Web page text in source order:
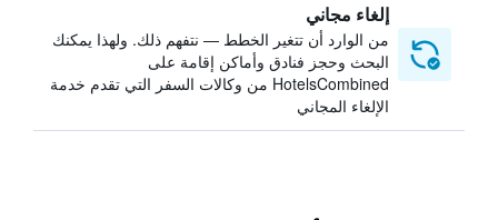
إلغاء مجاني
من الوارد أن تتغير الخطط — نتفهم ذلك. ولهذا يمكنك
البحث وحجز فنادق وأماكن إقامة على
HotelsCombined من وكالات السفر التي تقدم خدمة
الإلغاء المجاني